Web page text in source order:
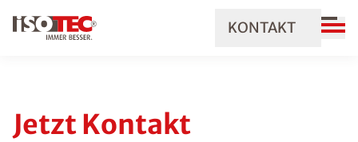
KONTAKT
Jetzt Kontakt